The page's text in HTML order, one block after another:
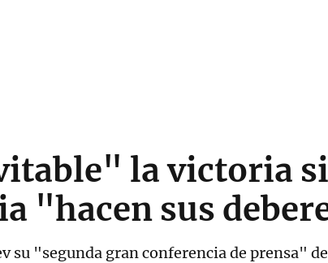
la victoria
"hacen sus
su "segunda gran conferencia de prensa"